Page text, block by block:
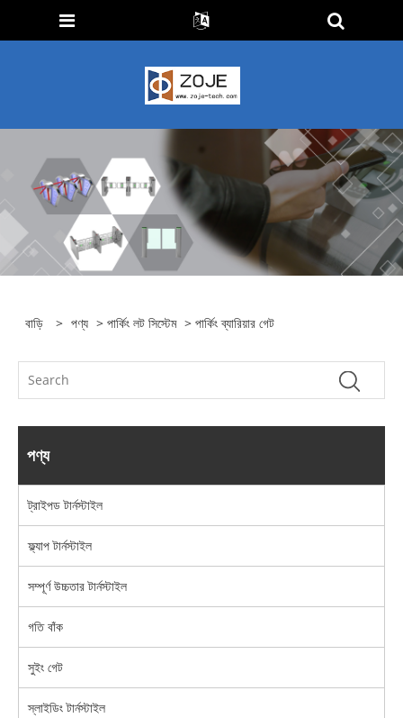
বাড়ি > পণ্য >পার্কিং লট সিস্টেম > পার্কিং ব্যারিয়ার গেট
পণ্য
ট্রাইপড টার্নস্টাইল
ফ্ল্যাপ টার্নস্টাইল
সম্পূর্ণ উচ্চতার টার্নস্টাইল
গতি বাঁক
সুইং গেট
স্লাইডিং টার্নস্টাইল